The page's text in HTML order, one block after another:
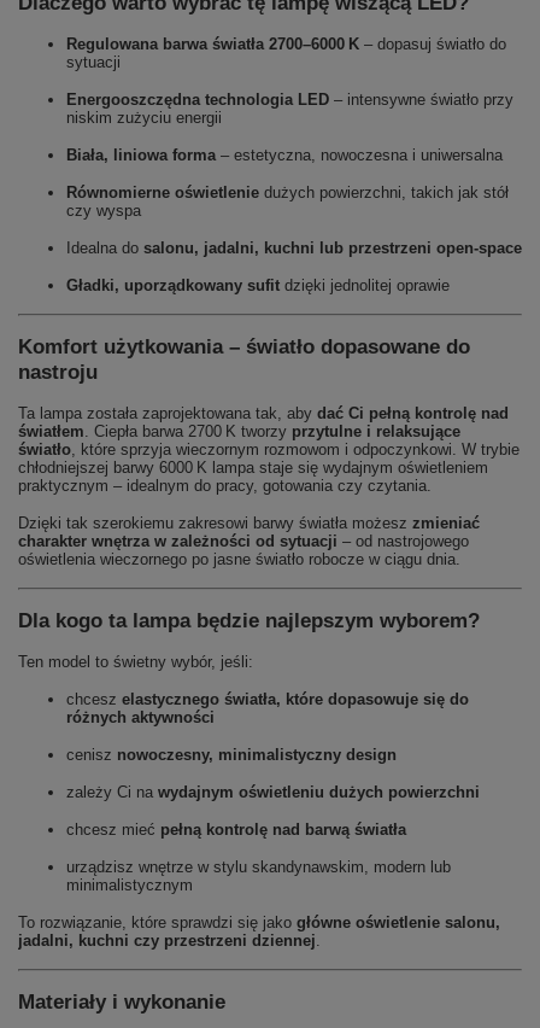
Regulowana barwa światła 2700–6000 K – dopasuj światło do
sytuacji
Energooszczędna technologia LED – intensywne światło przy
niskim zużyciu energii
Biała, liniowa forma– estetyczna, nowoczesna i uniwersalna
Równomierne oświetlenie dużych powierzchni, takich jak stół
czy wyspa
Idealna do salonu, jadalni, kuchni lub przestrzeni open‑space
Gładki, uporządkowany sufit dzięki jednolitej oprawie
Komfort użytkowania – światło dopasowane do
nastroju
Ta lampa została zaprojektowana tak, aby dać Ci pełną kontrolę nad
światłem. Ciepła barwa 2700 K tworzy przytulne i relaksujące
światło, które sprzyja wieczornym rozmowom i odpoczynkowi. W trybie
chłodniejszej barwy 6000 K lampa staje się wydajnym oświetleniem
praktycznym – idealnym do pracy, gotowania czy czytania.
Dzięki tak szerokiemu zakresowi barwy światła możesz zmieniać
charakter wnętrza w zależności od sytuacji – od nastrojowego
oświetlenia wieczornego po jasne światło robocze w ciągu dnia.
Dla kogo ta lampa będzie najlepszym wyborem?
Ten model to świetny wybór, jeśli:
chcesz elastycznego światła, które dopasowuje się do
różnych aktywności
cenisz nowoczesny, minimalistyczny design
zależy Ci na wydajnym oświetleniu dużych powierzchni
chcesz mieć pełną kontrolę nad barwą światła
urządzisz wnętrze w stylu skandynawskim, modern lub
minimalistycznym
To rozwiązanie, które sprawdzi się jako główne oświetlenie salonu,
jadalni, kuchni czy przestrzeni dziennej.
Materiały i wykonanie